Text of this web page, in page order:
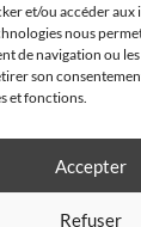
et/ou accéder
nous
de navigation ou
son
et fonctions.
Accepter
Refuser
Suivez
Newsletter